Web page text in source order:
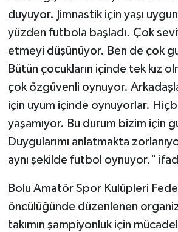
duyuyor. Jimnastik için yaşı
yüzden futbola başladı. Çok
etmeyi düşünüyor. Ben de çok
Bütün çocukların içinde tek kız
çok özgüvenli oynuyor.
için uyum içinde oynuyorlar.
yaşamıyor. Bu durum bizim için
Duygularımı anlatmakta
aynı şekilde futbol oynuyor."
Bolu Amatör Spor Kulüpleri
öncülüğünde düzenlenen
takımın şampiyonluk için